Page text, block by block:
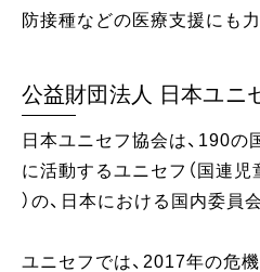
防接種などの医療支援にも力
公益財団法人 日本ユニ
日本ユニセフ協会は、190の
に活動するユニセフ（国連児
）の、日本における国内委員
ユニセフでは、2017年の危